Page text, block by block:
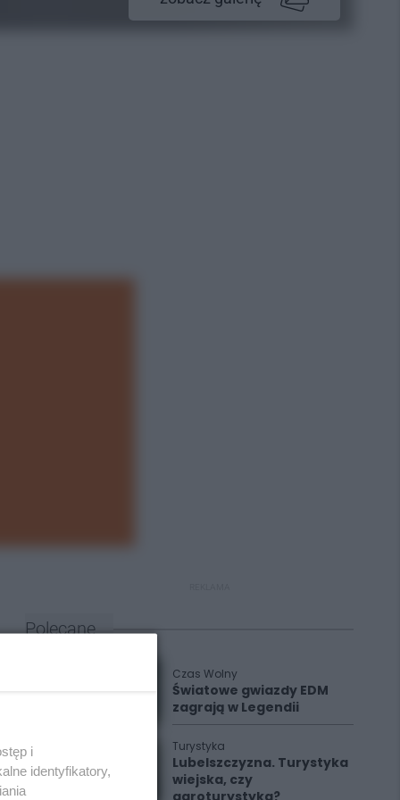
Polecane
Czas Wolny
Światowe gwiazdy EDM
zagrają w Legendii
Turystyka
Lubelszczyzna. Turystyka
wiejska, czy
agroturystyka?
i
identyfikatory,